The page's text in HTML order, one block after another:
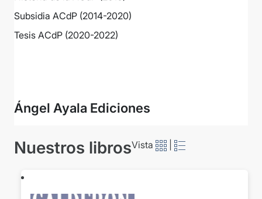
Subsidia ACdP (2014-2020)
Tesis ACdP (2020-2022)
Ángel Ayala Ediciones
Nuestros librosVista